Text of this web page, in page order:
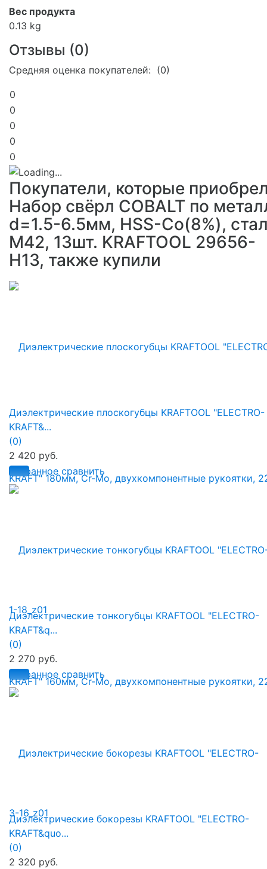
Вес продукта
0.13 kg
Отзывы (0)
Средняя оценка покупателей: (0)
0
0
0
0
0
Покупатели, которые
Набор свёрл COBALT по
d=1.5-6.5мм, HSS-Co(8%),
М42, 13шт. KRAFTOOL 29656-
H13, также купили
избранное сравнить
Диэлектрические плоскогубцы KRAFTOOL "ELECTRO-
KRAFT&...
(0)
2 420 руб.
избранное сравнить
Диэлектрические тонкогубцы KRAFTOOL "ELECTRO-
KRAFT&q...
(0)
2 270 руб.
Диэлектрические бокорезы KRAFTOOL "ELECTRO-
KRAFT&quo...
(0)
2 320 руб.